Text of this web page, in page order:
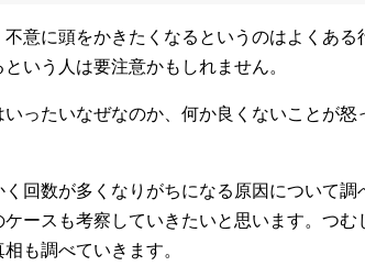
意に頭をかきたくなるというのはよくあ
いう人は要注意かもしれません。
ったいなぜなのか、何か良くないことが
回数が多くなりがちになる原因について調
ースも考察していきたいと思います。つむ
も調べていきます。